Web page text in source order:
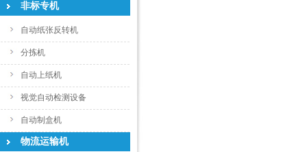
非标专机
自动纸张反转机
分拣机
自动上纸机
视觉自动检测设备
自动制盒机
物流运输机